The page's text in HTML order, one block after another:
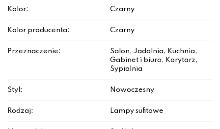
Kolor: Czarny
Kolor producenta: Czarny
Przeznaczenie:
Salon, Jadalnia, Kuchnia,
Gabinet i biuro, Korytarz,
Sypialnia
Styl: Nowoczesny
Rodzaj: Lampy sufitowe